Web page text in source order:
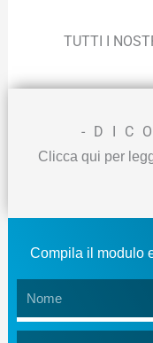
TUTTI I
-
Clicca qui per
Compila il modulo